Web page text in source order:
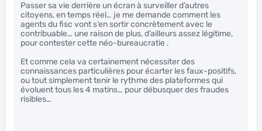
Passer sa vie derrière un écran à surveiller d’autres
citoyens, en temps réel… je me demande comment les
agents du fisc vont s’en sortir concrètement avec le
contribuable… une raison de plus, d’ailleurs assez légitime,
pour contester cette néo-bureaucratie .
Et comme cela va certainement nécessiter des
connaissances particulières pour écarter les faux-positifs,
ou tout simplement tenir le rythme des plateformes qui
évoluent tous les 4 matins… pour débusquer des fraudes
risibles…